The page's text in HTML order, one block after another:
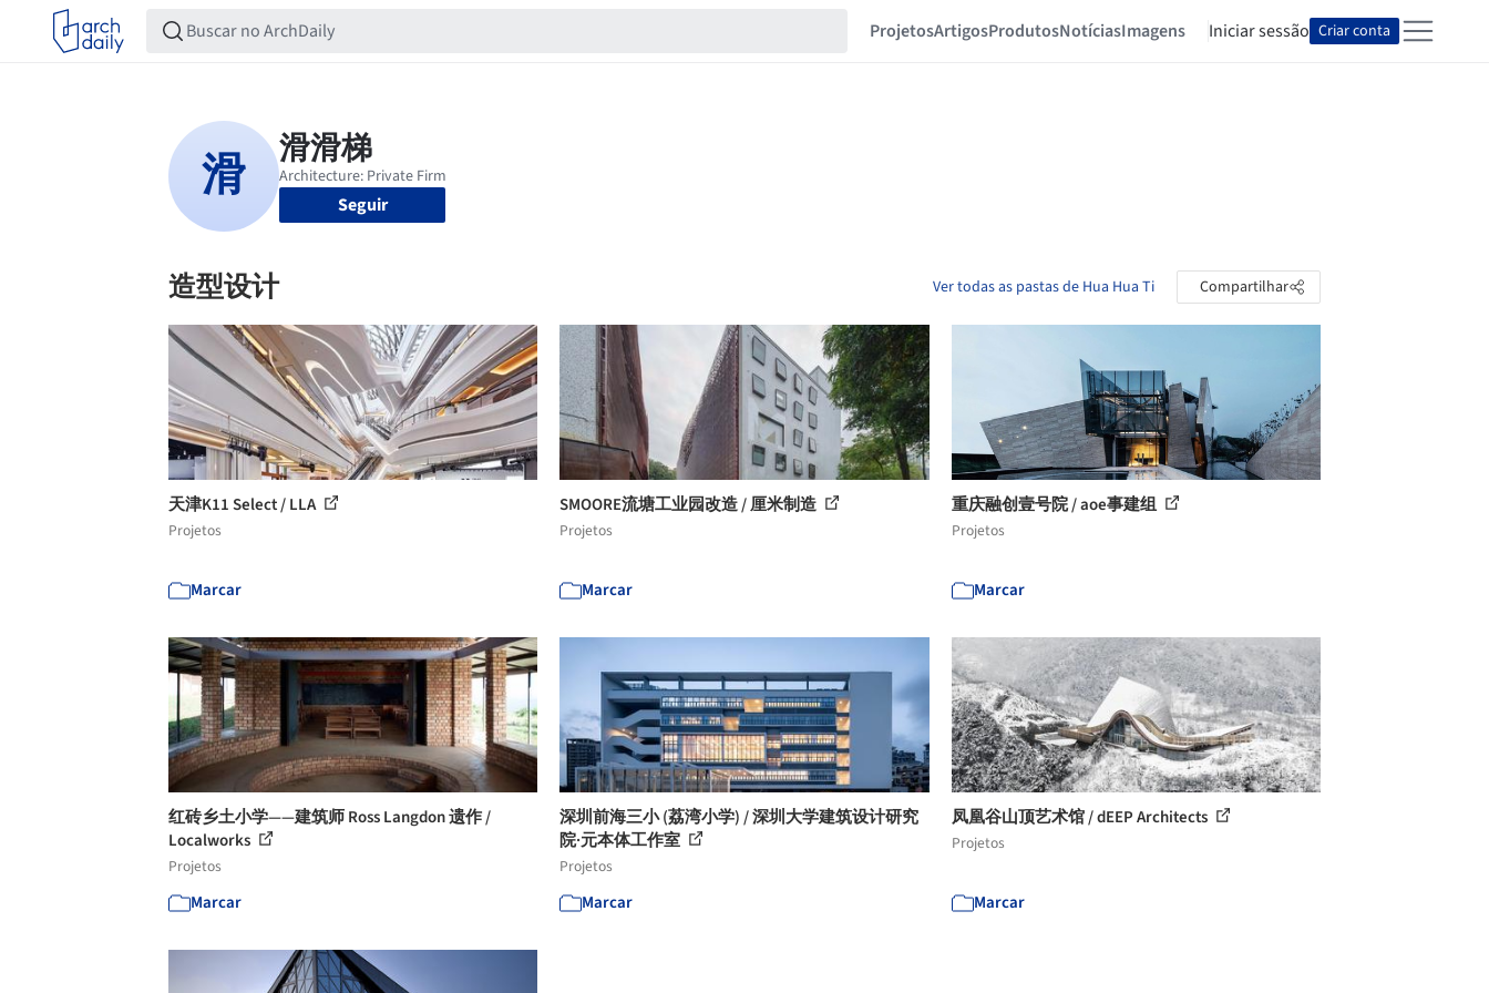
ProjetosArtigosProdutosNotíciasImagens Iniciar sessão Criar conta
Seguir
造型设计 Ver todas as pastas de Hua Hua Ti Compartilhar
天津K11 Select / LLA
Projetos
Marcar
SMOORE流塘工业园改造 / 厘米制造
Projetos
Marcar
重庆融创壹号院 / aoe事建组
Projetos
Marcar
红砖乡土小学——建筑师 Ross Langdon 遗作 /
Localworks
Projetos
Marcar
深圳前海三小 (荔湾小学) / 深圳大学建筑设计研究
院·元本体工作室
Projetos
Marcar
凤凰谷山顶艺术馆 / dEEP Architects
Projetos
Marcar